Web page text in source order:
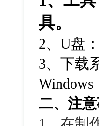
具。
2、U盘
3、下载
二、注